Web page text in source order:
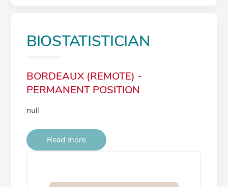
BIOSTATISTICIAN
BORDEAUX (REMOTE) -
PERMANENT POSITION
null
Read more